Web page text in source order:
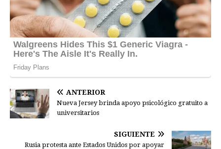
ANTERIOR
Nueva Jersey brinda apoyo psicológico gratuito a
universitarios
SIGUIENTE
Rusia protesta ante Estados Unidos por apoyar